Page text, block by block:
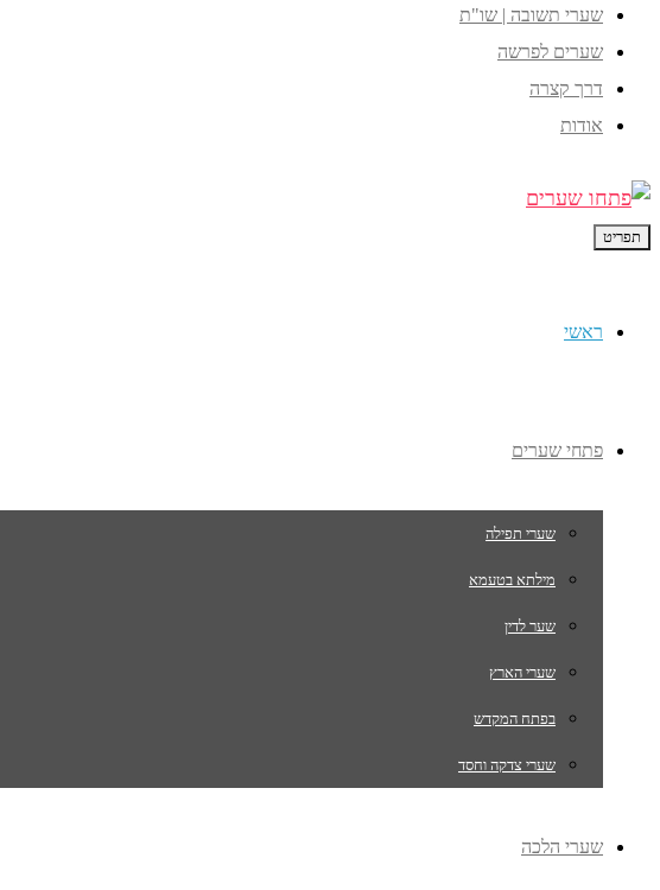
שערי תשובה | שו"ת
שערים לפרשה
דרך קצרה
אודות
תפריט
ראשי
פתחי שערים
שערי תפילה
מילתא בטעמא
שער לדין
שערי הארץ
בפתח המקדש
שערי צדקה וחסד
שערי הלכה